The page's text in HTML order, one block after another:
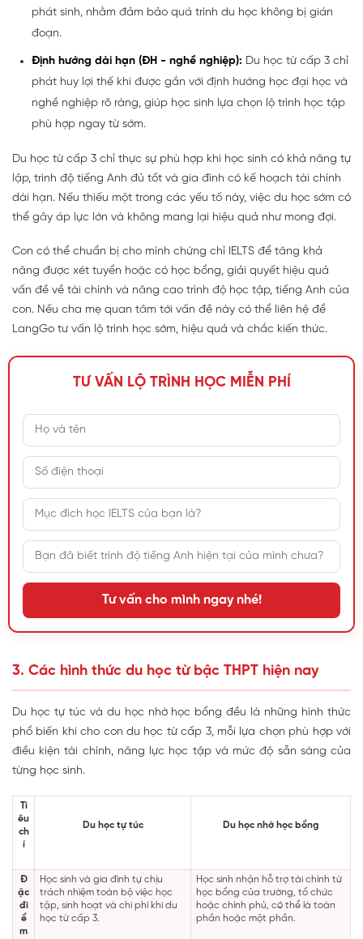
phát sinh, nhằm đảm bảo quá trình du học không bị gián
đoạn.
Định hướng dài hạn (ĐH - nghề nghiệp): Du học từ cấp 3 chỉ
phát huy lợi thế khi được gắn với định hướng học đại học và
nghề nghiệp rõ ràng, giúp học sinh lựa chọn lộ trình học tập
phù hợp ngay từ sớm.
Du học từ cấp 3 chỉ thực sự phù hợp khi học sinh có khả năng tự
lập, trình độ tiếng Anh đủ tốt và gia đình có kế hoạch tài chính
dài hạn. Nếu thiếu một trong các yếu tố này, việc du học sớm có
thể gây áp lực lớn và không mang lại hiệu quả như mong đợi.
Con có thể chuẩn bị cho mình chứng chỉ IELTS để tăng khả
năng được xét tuyển hoặc có học bổng, giải quyết hiệu quả
vấn đề về tài chính và nâng cao trình độ học tập, tiếng Anh của
con. Nếu cha mẹ quan tâm tới vấn đề này có thể liên hệ để
LangGo tư vấn lộ trình học sớm, hiệu quả và chắc kiến thức.
TƯ VẤN LỘ TRÌNH HỌC MIỄN PHÍ
Tư vấn cho mình ngay nhé!
3. Các hình thức du học từ bậc THPT hiện nay
Du học tự túc và du học nhờ học bổng đều là những hình thức
phổ biến khi cho con du học từ cấp 3, mỗi lựa chọn phù hợp với
điều kiện tài chính, năng lực học tập và mức độ sẵn sàng của
từng học sinh.
Ti
êu
ch
í
Du học tự túc Du học nhờ học bổng
Đ
ặc
đi
ể
m
Học sinh và gia đình tự chịu
trách nhiệm toàn bộ việc học
tập, sinh hoạt và chi phí khi du
học từ cấp 3.
Học sinh nhận hỗ trợ tài chính từ
học bổng của trường, tổ chức
hoặc chính phủ, có thể là toàn
phần hoặc một phần.